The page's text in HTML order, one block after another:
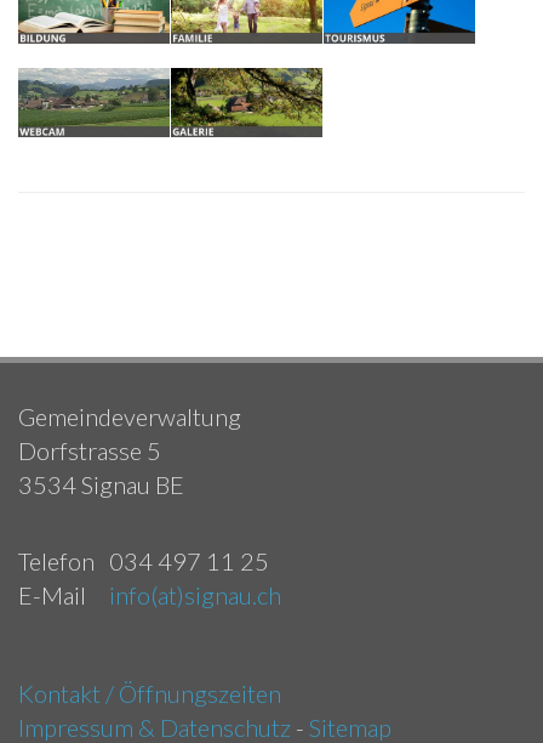
Gemeindeverwaltung
Dorfstrasse 5
3534 Signau BE
Telefon 034 497 11 25
E-Mail
info(at)signau.ch
Kontakt / Öffnungszeiten
Impressum & Datenschutz - Sitemap